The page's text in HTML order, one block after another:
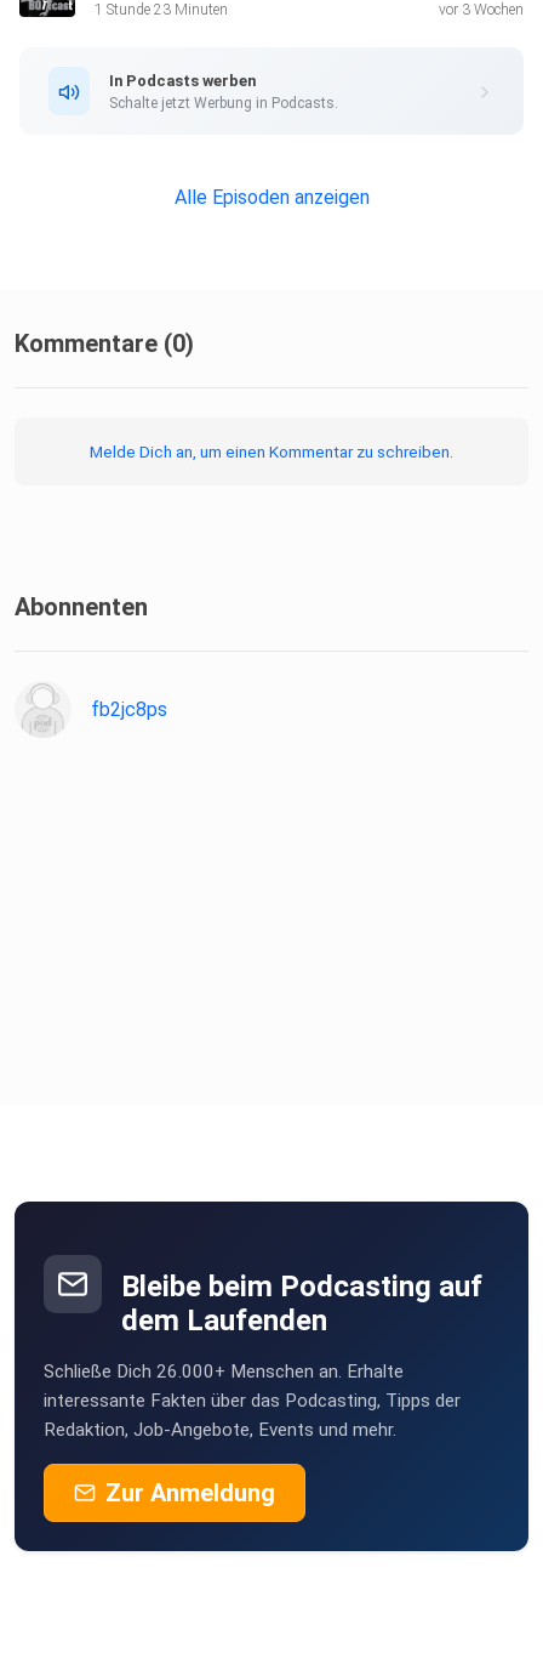
1 Stunde 23 Minuten vor 3 Wochen
In Podcasts werben
Schalte jetzt Werbung in Podcasts.
Alle Episoden anzeigen
Kommentare (0)
Melde Dich an, um einen Kommentar zu schreiben.
Abonnenten
fb2jc8ps
Bleibe beim Podcasting auf
dem Laufenden
Schließe Dich 26.000+ Menschen an. Erhalte
interessante Fakten über das Podcasting, Tipps der
Redaktion, Job-Angebote, Events und mehr.
Zur Anmeldung